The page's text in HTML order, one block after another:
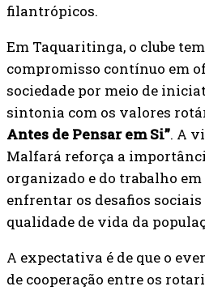
filantrópicos.
Em Taquaritinga, o clube
compromisso contínuo em
sociedade por meio de
sintonia com os valores
Antes de Pensar em Si”. A
Malfará reforça a
organizado e do trabalho
enfrentar os desafios
qualidade de vida da
A expectativa é de que o
de cooperação entre os